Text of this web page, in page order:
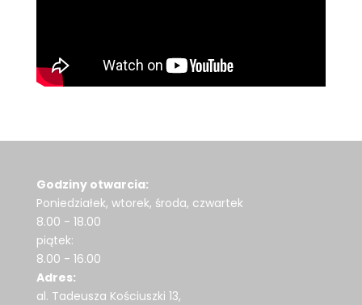
Godziny otwarcia:
Poniedziałek, wtorek, środa, czwartek
8.00 - 18.00
piątek:
8.00 - 16.00
Adres:
al. Tadeusza Kościuszki 13,